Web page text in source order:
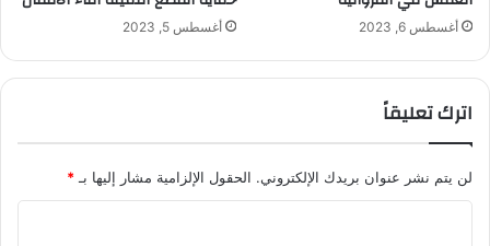
أغسطس 6, 2023 أغسطس 5, 2023
اترك تعليقاً
لن يتم نشر عنوان بريدك الإلكتروني. الحقول الإلزامية مشار إليها بـ*